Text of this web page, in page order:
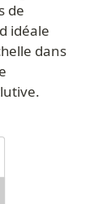
de
idéale
dans